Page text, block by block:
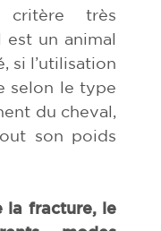
critère très
un animal
si l’utilisation
selon le type
du cheval,
son poids
la fracture, le